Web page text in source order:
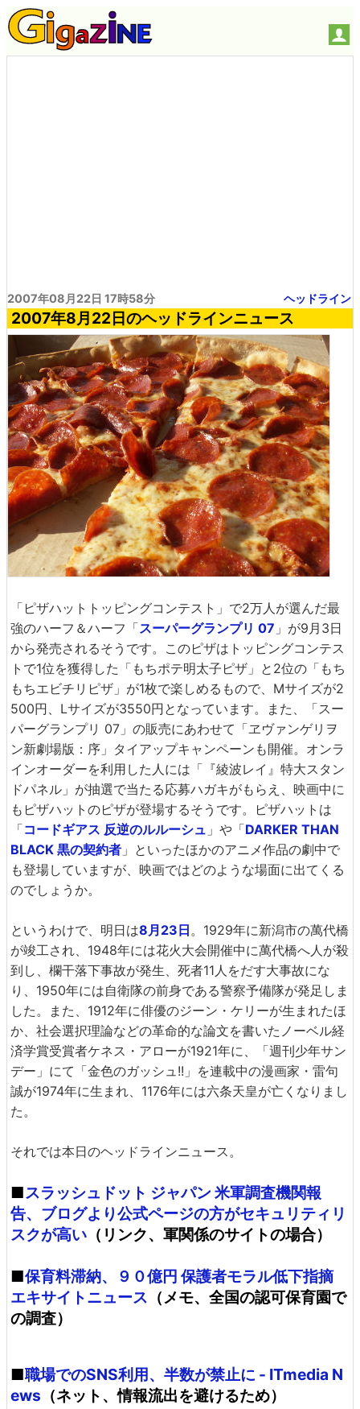
2007年08月22日 17時58分 ヘッドライン
2007年8月22日のヘッドラインニュース
「ピザハットトッピングコンテスト」で2万人が選んだ最
強のハーフ＆ハーフ「スーパーグランプリ 07 」が9月3日
から発売されるそうです。このピザはトッピングコンテス
トで1位を獲得した「もちポテ明太子ピザ」と2位の「もち
もちエビチリピザ」が1枚で楽しめるもので、Mサイズが2
500円、Lサイズが3550円となっています。また、「スー
パーグランプリ 07」の販売にあわせて「ヱヴァンゲリヲ
ン新劇場版：序」タイアップキャンペーンも開催。オンラ
インオーダーを利用した人には「『綾波レイ』特大スタン
ドパネル」が抽選で当たる応募ハガキがもらえ、映画中に
もピザハットのピザが登場するそうです。ピザハットは
「コードギアス 反逆のルルーシュ 」や「DARKER THAN
BLACK 黒の契約者 」といったほかのアニメ作品の劇中で
も登場していますが、映画ではどのような場面に出てくる
のでしょうか。
というわけで、明日は8月23日。1929年に新潟市の萬代橋
が竣工され、1948年には花火大会開催中に萬代橋へ人が殺
到し、欄干落下事故が発生、死者11人をだす大事故にな
り、1950年には自衛隊の前身である警察予備隊が発足しま
した。また、1912年に俳優のジーン・ケリーが生まれたほ
か、社会選択理論などの革命的な論文を書いたノーベル経
済学賞受賞者ケネス・アローが1921年に、「週刊少年サン
デー」にて「金色のガッシュ!!」を連載中の漫画家・雷句
誠が1974年に生まれ、1176年には六条天皇が亡くなりまし
た。
それでは本日のヘッドラインニュース。
■スラッシュドット ジャパン 米軍調査機関報
告、ブログより公式ページの方がセキュリティリ
スクが高い （リンク、軍関係のサイトの場合）
■保育料滞納、９０億円 保護者モラル低下指摘
エキサイトニュース （メモ、全国の認可保育園で
の調査）
■職場でのSNS利用、半数が禁止に - ITmedia N
ews （ネット、情報流出を避けるため）